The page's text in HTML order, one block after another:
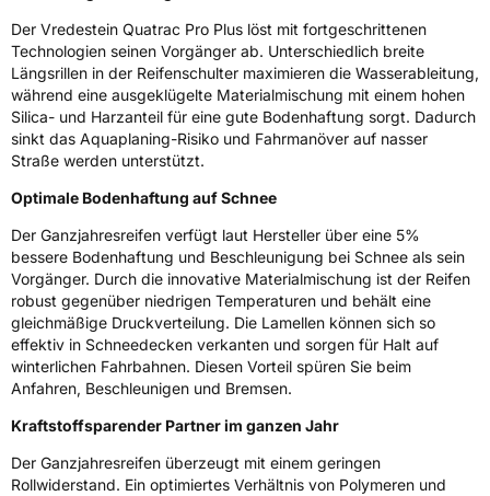
3PMSF / Schneeflockensymbol / Alpine-Symbol
EPREL ID1943948
Allgemeine Produktsicherheit (GPSR)
HerstellerkontaktApollo Tyres NL B.V., Ir. E.L.C. Schiffstraat
370 7547 RD Enschede Niederlande,
Der Vredestein Quatrac Pro Plus löst mit fortgeschrittenen
Technologien seinen Vorgänger ab. Unterschiedlich breite
Längsrillen in der Reifenschulter maximieren die Wasserableitung,
während eine ausgeklügelte Materialmischung mit einem hohen
Silica- und Harzanteil für eine gute Bodenhaftung sorgt. Dadurch
sinkt das Aquaplaning-Risiko und Fahrmanöver auf nasser
Straße werden unterstützt.
Optimale Bodenhaftung auf Schnee
Der Ganzjahresreifen verfügt laut Hersteller über eine 5%
bessere Bodenhaftung und Beschleunigung bei Schnee als sein
Vorgänger. Durch die innovative Materialmischung ist der Reifen
robust gegenüber niedrigen Temperaturen und behält eine
gleichmäßige Druckverteilung. Die Lamellen können sich so
effektiv in Schneedecken verkanten und sorgen für Halt auf
winterlichen Fahrbahnen. Diesen Vorteil spüren Sie beim
Anfahren, Beschleunigen und Bremsen.
Kraftstoffsparender Partner im ganzen Jahr
Der Ganzjahresreifen überzeugt mit einem geringen
Rollwiderstand. Ein optimiertes Verhältnis von Polymeren und